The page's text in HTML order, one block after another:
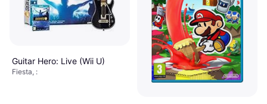
Guitar Hero: Live (Wii U)
Fiesta, :